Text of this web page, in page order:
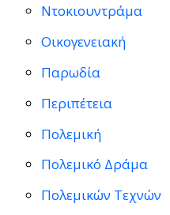
Ντοκιουντράμα
Οικογενειακή
Παρωδία
Περιπέτεια
Πολεμική
Πολεμικό Δράμα
Πολεμικών Τεχνών